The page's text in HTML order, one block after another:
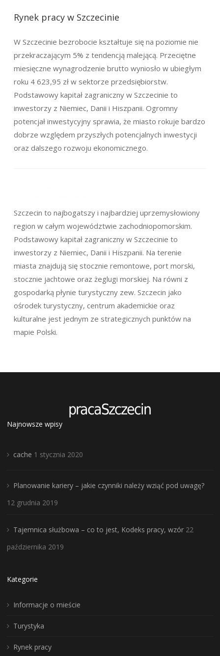
Rynek pracy w Szczecinie
W Szczecinie bezrobocie kształtuje się na poziomie nie
przekraczającym 5% z tendencją malejącą. Przeciętne
miesięczne wynagrodzenie brutto wyniosło w ubiegłym
roku 4 623,95 zł w sektorze przedsiębiorstw.
Podstawowy kapitał zagraniczny w Szczecinie to
inwestorzy z Niemiec, Danii i Hiszpanii. Ogromny
potencjał inwestycyjny sprawia, że miasto rokuje bardzo
dobrze względem przyszłych potencjalnych inwestycji
oraz dalszego rozwoju ekonomicznego.
Szczecin to najbogatszy i najbardziej uprzemysłowiony
region w całym województwie zachodniopomorskim.
Podstawowy kapitał zagraniczny w Szczecinie to
inwestorzy z Niemiec, Danii i Hiszpanii. Na terenie
miasta znajdują się stocznie remontowe, port morski,
stocznie jachtowe oraz żeglugi morskiej. Na równi z
gospodarką płynie turystyczny zew. Szczecin jako
ośrodek turystyczny, centrum akademickie oraz
kulturalne jest jednym ze strategicznych punktów na
mapie Polski.
Najnowsze wpisy
cache 1 stycznia 2020
Planowanie kariery – jakie czynniki należy wziąć pod uwagę?
12 grudnia 2019
Tajemnica służbowa – co to jest, Kodeks pracy, wzór 22
października 2019
Kategorie
Informacje o mieście
Turystyka
Rynek pracy